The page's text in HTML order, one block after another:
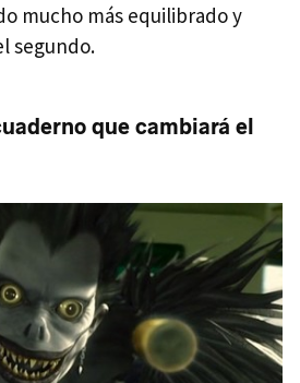
mucho más equilibrado y
segundo.
que cambiará el